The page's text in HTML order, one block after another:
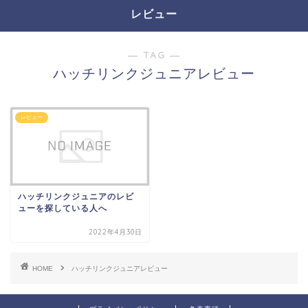
レビュー
― TAG ―
ハッチリンクジュニアレビュー
レビュー
ハッチリンクジュニアのレビ
ューを探している人へ
2022年4月30日
HOME ハッチリンクジュニアレビュー